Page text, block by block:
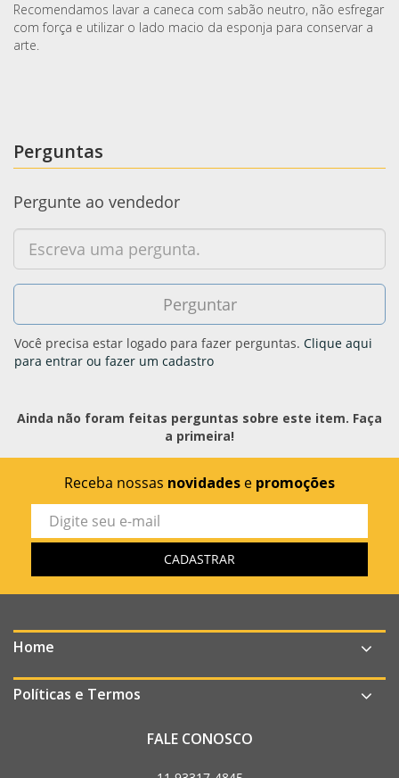
Recomendamos lavar a caneca com sabão neutro, não esfregar
com força e utilizar o lado macio da esponja para conservar a
arte.
Perguntas
Pergunte ao vendedor
Você precisa estar logado para fazer perguntas. Clique aqui
para entrar ou fazer um cadastro
Ainda não foram feitas perguntas sobre este item. Faça
a primeira!
Receba nossas novidades e promoções
Home
Políticas e Termos
FALE CONOSCO